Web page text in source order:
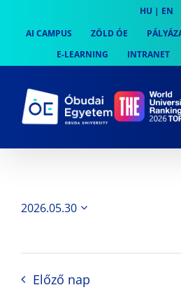
content
HU | EN
AI CAMPUS
ZÖLD ÓE
E-LEARNING
INTRANET
2026.05.30
Előző nap